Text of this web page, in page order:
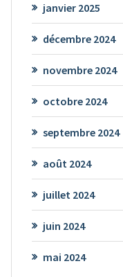
janvier 2025
décembre 2024
novembre 2024
octobre 2024
septembre 2024
août 2024
juillet 2024
juin 2024
mai 2024